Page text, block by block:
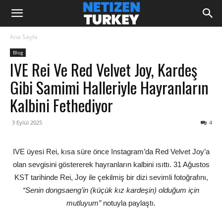
Ana Sayfa
Blog
IVE Rei Ve Red Velvet Joy, Kardeş
Gibi Samimi Halleriyle Hayranların
Kalbini Fethediyor
3 Eylül 2025 4
IVE üyesi Rei, kısa süre önce Instagram’da Red Velvet Joy’a
olan sevgisini göstererek hayranların kalbini ısıttı. 31 Ağustos
KST tarihinde Rei, Joy ile çekilmiş bir dizi sevimli fotoğrafını,
“Senin dongsaeng’in (küçük kız kardeşin) olduğum için
mutluyum”notuyla paylaştı.